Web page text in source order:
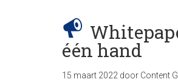
één hand
15 maart 2022 door Content